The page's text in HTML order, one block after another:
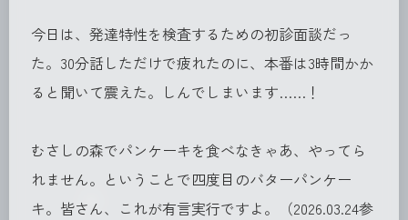
今日は、発達特性を検査するための初診面談だっ
た。30分話しただけで疲れたのに、本番は3時間かか
ると聞いて震えた。しんでしまいます……！
むさしの森でパンケーキを食べなきゃあ、やってら
れません。ということで四度目のバターパンケー
キ。皆さん、これが有言実行ですよ。（2026.03.24参